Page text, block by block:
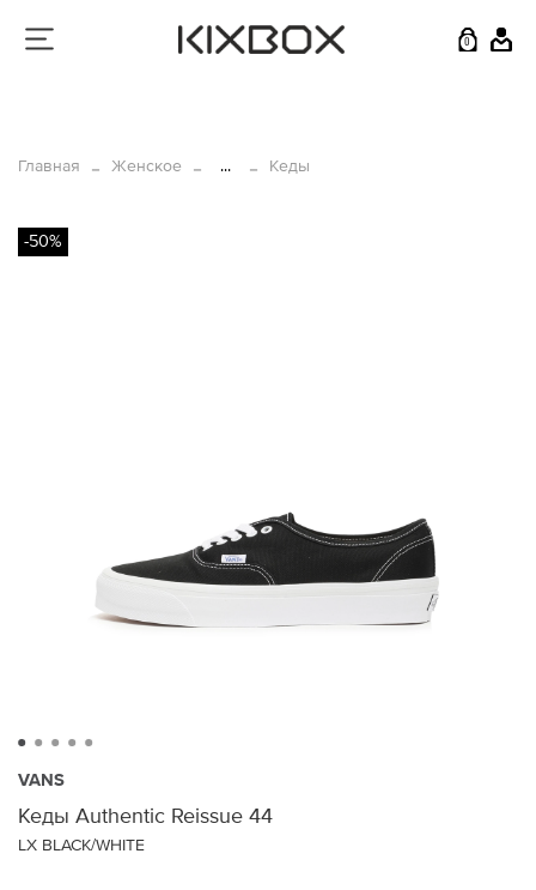
0
Главная Женское ... Кеды
-50%
VANS
Кеды Authentic Reissue 44
LX BLACK/WHITE